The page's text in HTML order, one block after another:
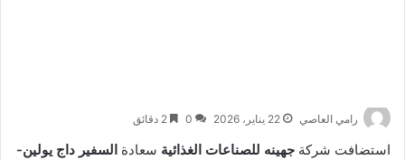
رامي العاصي 22 يناير، 2026 0
استضافت شركة جهينه للصناعات الغذائية سعادة السفير داج يولين-